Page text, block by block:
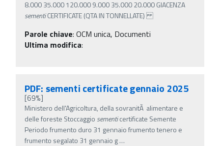
8.000 35.000 120.000 9.000 35.000 20.000 GIACENZA
sementiCERTIFICATE (QTA IN TONNELLATE)
Parole chiave: OCM unica, Documenti
Ultima modifica:
PDF: sementi certificate gennaio 2025
[69%]
Ministero dell'Agricoltura, della sovranitÃ alimentare e
delle foreste Stoccaggio sementicertificate Semente
Periodo frumento duro 31 gennaio frumento tenero e
frumento segalato 31 gennaio g…